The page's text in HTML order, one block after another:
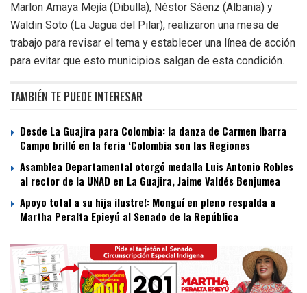
Marlon Amaya Mejía (Dibulla), Néstor Sáenz (Albania) y
Waldin Soto (La Jagua del Pilar), realizaron una mesa de
trabajo para revisar el tema y establecer una línea de acción
para evitar que esto municipios salgan de esta condición.
TAMBIÉN TE PUEDE INTERESAR
Desde La Guajira para Colombia: la danza de Carmen Ibarra
Campo brilló en la feria ‘Colombia son las Regiones
Asamblea Departamental otorgó medalla Luis Antonio Robles
al rector de la UNAD en La Guajira, Jaime Valdés Benjumea
Apoyo total a su hija ilustre!: Monguí en pleno respalda a
Martha Peralta Epieyú al Senado de la República